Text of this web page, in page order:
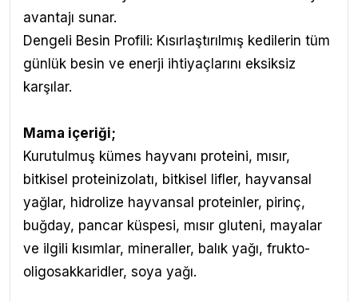
avantajı sunar.
Dengeli Besin Profili: Kısırlaştırılmış kedilerin tüm
günlük besin ve enerji ihtiyaçlarını eksiksiz
karşılar.
Mama içeriği;
Kurutulmuş kümes hayvanı proteini, mısır,
bitkisel proteinizolatı, bitkisel lifler, hayvansal
yağlar, hidrolize hayvansal proteinler, pirinç,
buğday, pancar küspesi, mısır gluteni, mayalar
ve ilgili kısımlar, mineraller, balık yağı, frukto-
oligosakkaridler, soya yağı.